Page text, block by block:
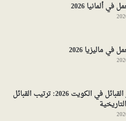
ألمانيا 2026
في ماليزيا 2026
دليل أكبر القبائل في الكويت 2026: ترتيب القبائل